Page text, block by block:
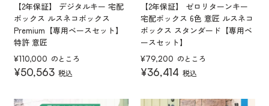
【2年保証】 デジタルキー 宅配
ボックス ルスネコボックス
Premium【専用ベースセット】
特許 意匠
¥110,000 のところ
¥50,563 税込
【2年保証】 ゼロリターンキー
宅配ボックス 6色 意匠 ルスネコ
ボックス スタンダード【専用ベ
ースセット】
¥79,200 のところ
¥36,414 税込